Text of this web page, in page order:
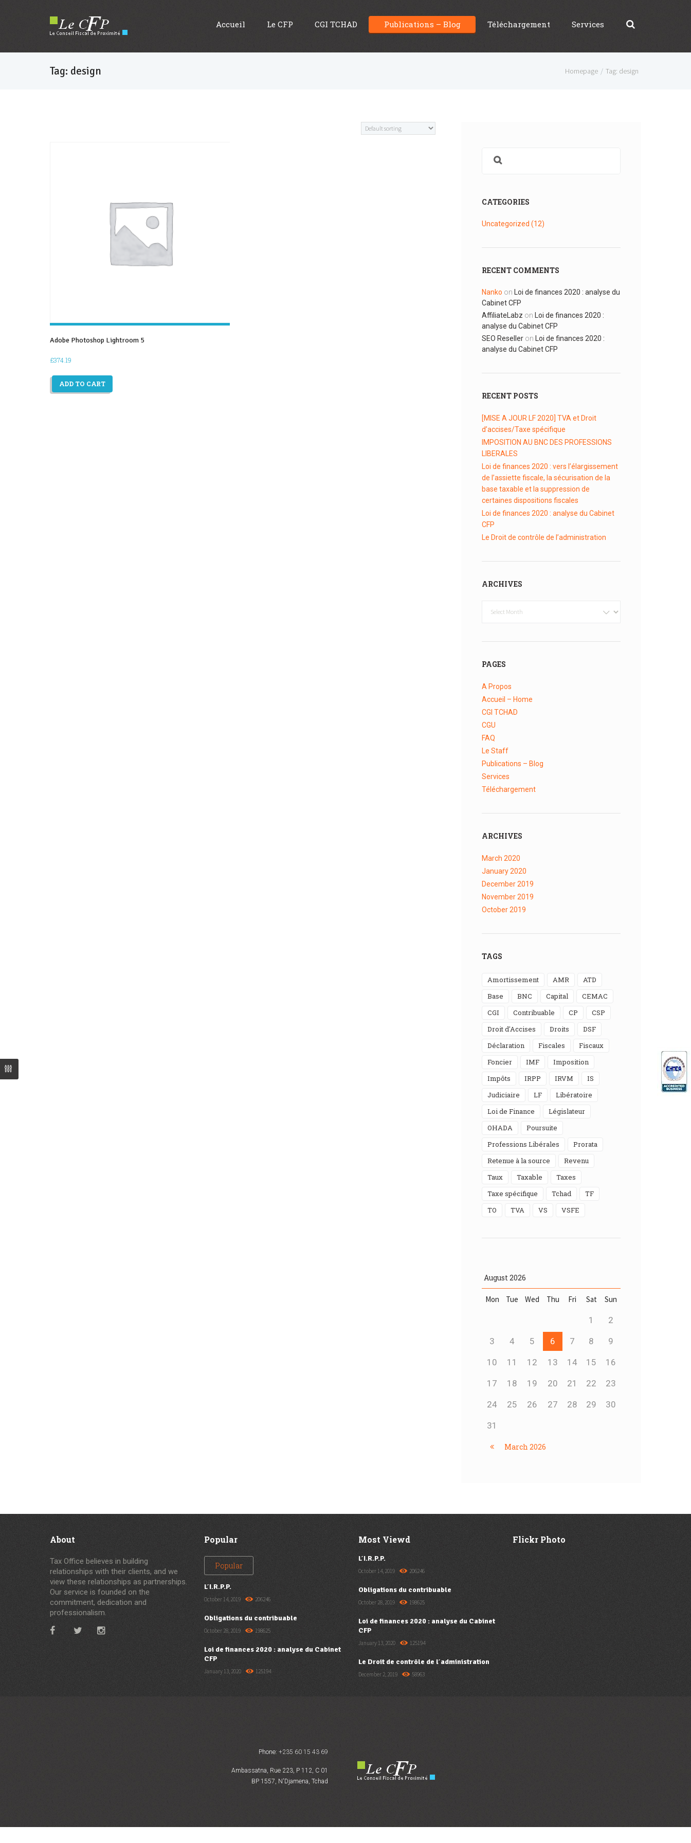
Accueil Le CFP CGI TCHAD Publications – Blog Téléchargement Services
Homepage Tag: design
Tag: design
Adobe Photoshop Lightroom 5
£374.19
ADD TO CART
CATEGORIES
Uncategorized (12)
RECENT COMMENTS
Nanko on
Loi de finances 2020 : analyse du
Cabinet CFP
AffiliateLabz on
Loi de finances 2020 :
analyse du Cabinet CFP
SEO Reseller on
Loi de finances 2020 :
analyse du Cabinet CFP
RECENT POSTS
[MISE A JOUR LF 2020] TVA et Droit
d’accises/Taxe spécifique
IMPOSITION AU BNC DES PROFESSIONS
LIBERALES
Loi de finances 2020 : vers l’élargissement
de l’assiette fiscale, la sécurisation de la
base taxable et la suppression de
certaines dispositions fiscales
Loi de finances 2020 : analyse du Cabinet
CFP
Le Droit de contrôle de l’administration
ARCHIVES
PAGES
A Propos
Accueil – Home
CGI TCHAD
CGU
FAQ
Le Staff
Publications – Blog
Services
Téléchargement
ARCHIVES
March 2020
January2020
December2019
November2019
October2019
TAGS
Amortissement AMR
ATD
Base
BNC Capital
CEMAC
CGI
Contribuable CP
CSP
Droit d'Accises
Droits
DSF
Déclaration
Fiscales
Fiscaux
Foncier
IMF
Imposition
Impôts
IRPP IRVM
IS
Judiciaire
LF
Libératoire
Loi de Finance
Législateur
OHADA
Poursuite
Professions Libérales
Prorata
Retenue à la source
Revenu
Taux
Taxable
taxes
Taxe spécifique
Tchad
TF
TO
TVA VS VSFE
August 2026
Mon Tue Wed Thu Fri Sat Sun
1 2
3 4 5 6 7 8 9
10 11 12 13 14 15 16
17 18 19 20 21 22 23
24 25 26 27 28 29 30
31
March 2026
About
Tax Office believes in building
relationships with their clients, and we
view these relationships as partnerships.
Our service is founded on the
commitment, dedication and
professionalism.
Popular
Popular
L’I.R.P.P.
October 14, 2019 206246
Obligations du contribuable
October 28, 2019 198625
Loi de finances 2020 : analyse du Cabinet
CFP
January 13, 2020 125194
Most Viewd
L’I.R.P.P.
October 14, 2019 206246
Obligations du contribuable
October 28, 2019 198625
Loi de finances 2020 : analyse du Cabinet
CFP
January 13, 2020 125194
Le Droit de contrôle de l’administration
December 2, 2019 58963
Flickr Photo
Phone: +235 60 15 43 69
Ambassatna, Rue 223, P 112, C 01
BP 1557, N'Djamena, Tchad